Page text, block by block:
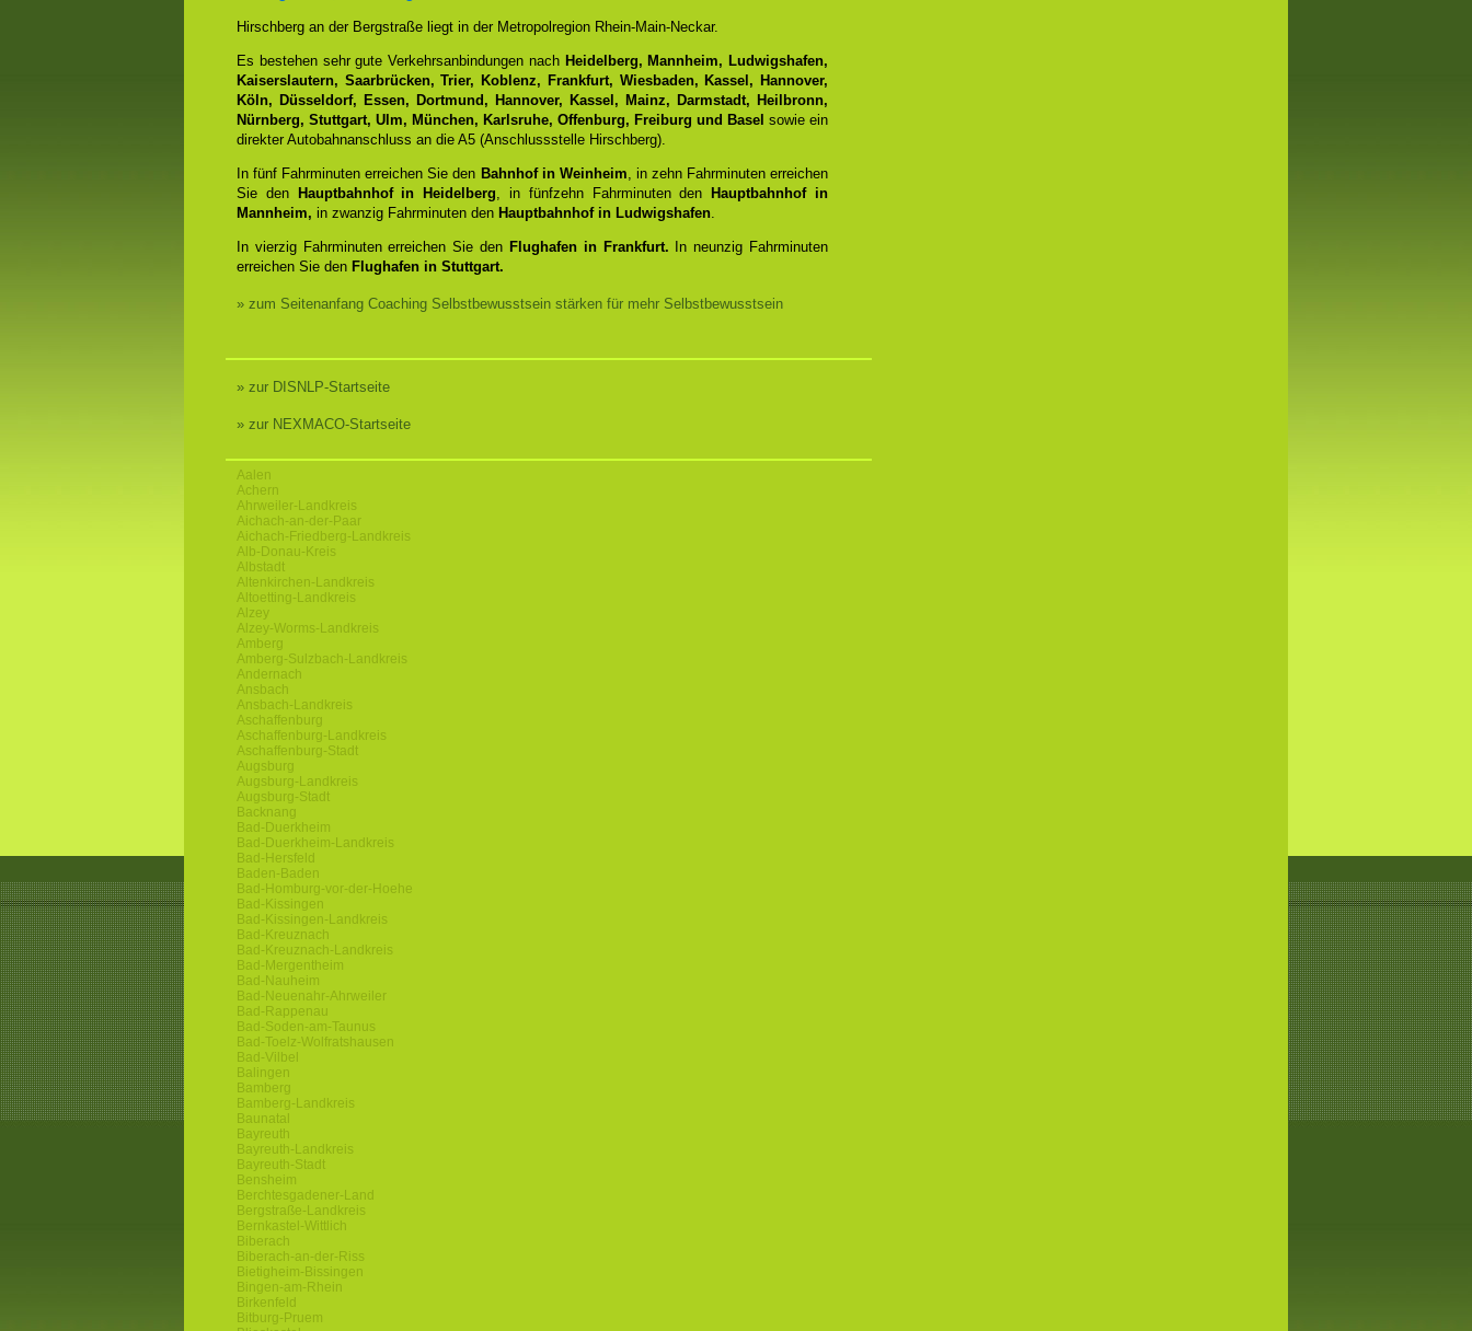
Hirschberg an der Bergstraße liegt in der Metropolregion Rhein-Main-Neckar.
Es bestehen sehr gute Verkehrsanbindungen nach Heidelberg, Mannheim, Ludwigshafen,
Kaiserslautern, Saarbrücken, Trier, Koblenz, Frankfurt, Wiesbaden, Kassel, Hannover,
Köln, Düsseldorf, Essen, Dortmund, Hannover, Kassel, Mainz, Darmstadt, Heilbronn,
Nürnberg, Stuttgart, Ulm, München, Karlsruhe, Offenburg, Freiburg und Basel sowie ein
direkter Autobahnanschluss an die A5 (Anschlussstelle Hirschberg).
In fünf Fahrminuten erreichen Sie den Bahnhof in Weinheim, in zehn Fahrminuten erreichen
Sie den
Hauptbahnhof in Heidelberg, in fünfzehn Fahrminuten den
Hauptbahnhof in
Mannheim, in zwanzig Fahrminuten den Hauptbahnhof in Ludwigshafen.
In vierzig Fahrminuten erreichen Sie den Flughafen in Frankfurt.
In neunzig Fahrminuten
erreichen Sie den Flughafen in Stuttgart.
» zum Seitenanfang Coaching Selbstbewusstsein stärken für mehr Selbstbewusstsein
» zur DISNLP-Startseite
» zur NEXMACO-Startseite
Aalen
Achern
Ahrweiler-Landkreis
Aichach-an-der-Paar
Aichach-Friedberg-Landkreis
Alb-Donau-Kreis
Albstadt
Altenkirchen-Landkreis
Altoetting-Landkreis
Alzey
Alzey-Worms-Landkreis
Amberg
Amberg-Sulzbach-Landkreis
Andernach
Ansbach
Ansbach-Landkreis
Aschaffenburg
Aschaffenburg-Landkreis
Aschaffenburg-Stadt
Augsburg
Augsburg-Landkreis
Augsburg-Stadt
Backnang
Bad-Duerkheim
Bad-Duerkheim-Landkreis
Bad-Hersfeld
Baden-Baden
Bad-Homburg-vor-der-Hoehe
Bad-Kissingen
Bad-Kissingen-Landkreis
Bad-Kreuznach
Bad-Kreuznach-Landkreis
Bad-Mergentheim
Bad-Nauheim
Bad-Neuenahr-Ahrweiler
Bad-Rappenau
Bad-Soden-am-Taunus
Bad-Toelz-Wolfratshausen
Bad-Vilbel
Balingen
Bamberg
Bamberg-Landkreis
Baunatal
Bayreuth
Bayreuth-Landkreis
Bayreuth-Stadt
Bensheim
Berchtesgadener-Land
Bergstraße-Landkreis
Bernkastel-Wittlich
Biberach
Biberach-an-der-Riss
Bietigheim-Bissingen
Bingen-am-Rhein
Birkenfeld
Bitburg-Pruem